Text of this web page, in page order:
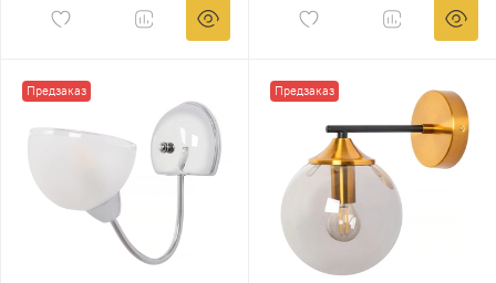
Предзаказ Предзаказ